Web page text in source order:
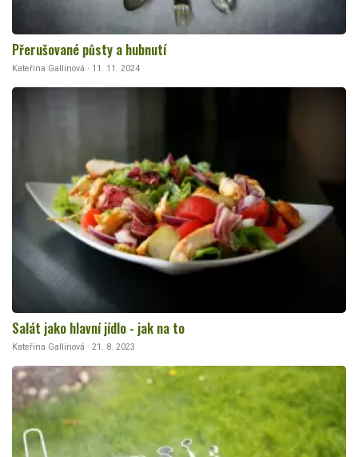
Přerušované půsty a hubnutí
Kateřina Gallinová · 11. 11. 2024
Salát jako hlavní jídlo - jak na to
Kateřina Gallinová · 21. 8. 2023